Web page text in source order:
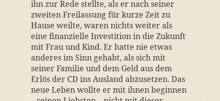
ihn zur Rede stellte, als er nach seiner
zweiten Freilassung für kurze Zeit zu
Hause weilte, waren nichts weiter als
eine finanzielle Investition in die Zukunft
mit Frau und Kind. Er hatte nie etwas
anderes im Sinn gehabt, als sich mit
seiner Familie und dem Geld aus dem
Erlös der CD ins Ausland abzusetzen. Das
neue Leben wollte er mit ihnen beginnen